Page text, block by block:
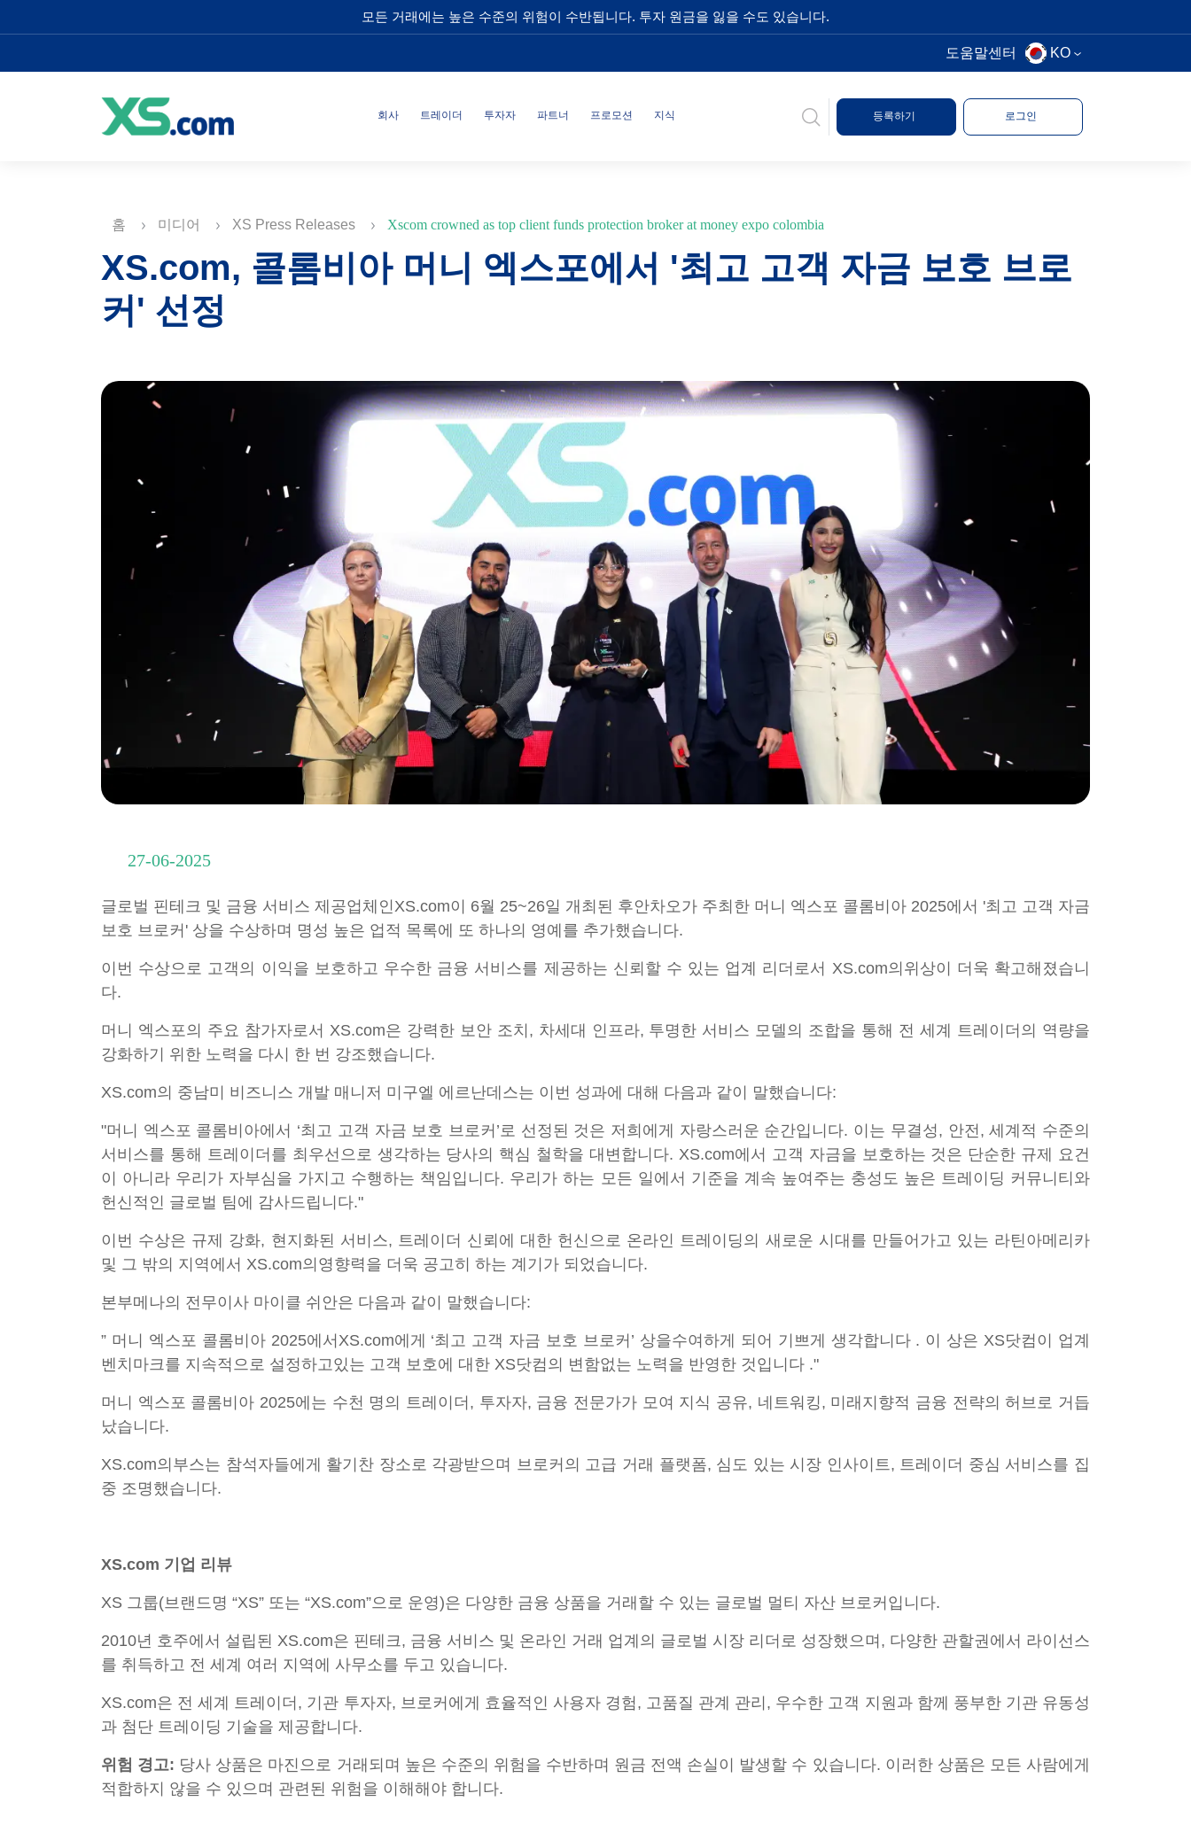
모든 거래에는 높은 수준의 위험이 수반됩니다. 투자 원금을 잃을 수도 있습니다.
도움말센터 KO
회사 트레이더 투자자 파트너 프로모션 지식 등록하기 로그인
홈 미디어 XS Press Releases Xscom crowned as top client funds protection broker at money expo colombia
XS.com, 콜롬비아 머니 엑스포에서 '최고 고객 자금 보호 브로
커' 선정
27-06-2025
글로벌 핀테크 및 금융 서비스 제공업체인XS.com이 6월 25~26일 개최된 후안차오가 주최한 머니 엑스포 콜롬비아 2025에서 '최고 고객 자금
보호 브로커' 상을 수상하며 명성 높은 업적 목록에 또 하나의 영예를 추가했습니다.
이번 수상으로 고객의 이익을 보호하고 우수한 금융 서비스를 제공하는 신뢰할 수 있는 업계 리더로서 XS.com의위상이 더욱 확고해졌습니
다.
머니 엑스포의 주요 참가자로서 XS.com은 강력한 보안 조치, 차세대 인프라, 투명한 서비스 모델의 조합을 통해 전 세계 트레이더의 역량을
강화하기 위한 노력을 다시 한 번 강조했습니다.
XS.com의 중남미 비즈니스 개발 매니저 미구엘 에르난데스는 이번 성과에 대해 다음과 같이 말했습니다:
"머니 엑스포 콜롬비아에서 ‘최고 고객 자금 보호 브로커’로 선정된 것은 저희에게 자랑스러운 순간입니다. 이는 무결성, 안전, 세계적 수준의
서비스를 통해 트레이더를 최우선으로 생각하는 당사의 핵심 철학을 대변합니다. XS.com에서 고객 자금을 보호하는 것은 단순한 규제 요건
이 아니라 우리가 자부심을 가지고 수행하는 책임입니다. 우리가 하는 모든 일에서 기준을 계속 높여주는 충성도 높은 트레이딩 커뮤니티와
헌신적인 글로벌 팀에 감사드립니다."
이번 수상은 규제 강화, 현지화된 서비스, 트레이더 신뢰에 대한 헌신으로 온라인 트레이딩의 새로운 시대를 만들어가고 있는 라틴아메리카
및 그 밖의 지역에서 XS.com의영향력을 더욱 공고히 하는 계기가 되었습니다.
본부메나의 전무이사 마이클 쉬안은 다음과 같이 말했습니다:
” 머니 엑스포 콜롬비아 2025에서XS.com에게 ‘최고 고객 자금 보호 브로커’ 상을수여하게 되어 기쁘게 생각합니다 . 이 상은 XS닷컴이 업계
벤치마크를 지속적으로 설정하고있는 고객 보호에 대한 XS닷컴의 변함없는 노력을 반영한 것입니다 ."
머니 엑스포 콜롬비아 2025에는 수천 명의 트레이더, 투자자, 금융 전문가가 모여 지식 공유, 네트워킹, 미래지향적 금융 전략의 허브로 거듭
났습니다.
XS.com의부스는 참석자들에게 활기찬 장소로 각광받으며 브로커의 고급 거래 플랫폼, 심도 있는 시장 인사이트, 트레이더 중심 서비스를 집
중 조명했습니다.
XS.com 기업 리뷰
XS 그룹(브랜드명 “XS” 또는 “XS.com”으로 운영)은 다양한 금융 상품을 거래할 수 있는 글로벌 멀티 자산 브로커입니다.
2010년 호주에서 설립된 XS.com은 핀테크, 금융 서비스 및 온라인 거래 업계의 글로벌 시장 리더로 성장했으며, 다양한 관할권에서 라이선스
를 취득하고 전 세계 여러 지역에 사무소를 두고 있습니다.
XS.com은 전 세계 트레이더, 기관 투자자, 브로커에게 효율적인 사용자 경험, 고품질 관계 관리, 우수한 고객 지원과 함께 풍부한 기관 유동성
과 첨단 트레이딩 기술을 제공합니다.
위험 경고: 당사 상품은 마진으로 거래되며 높은 수준의 위험을 수반하며 원금 전액 손실이 발생할 수 있습니다. 이러한 상품은 모든 사람에게
적합하지 않을 수 있으며 관련된 위험을 이해해야 합니다.